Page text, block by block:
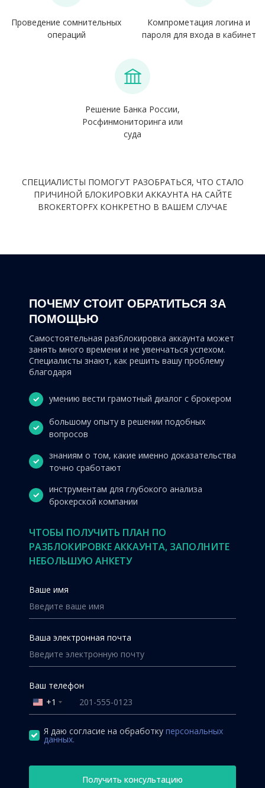
Проведение сомнительных
операций
Компрометация логина и
пароля для входа в кабинет
Решение Банка России,
Росфинмониторинга или
суда
СПЕЦИАЛИСТЫ ПОМОГУТ РАЗОБРАТЬСЯ, ЧТО СТАЛО
ПРИЧИНОЙ БЛОКИРОВКИ АККАУНТА НА САЙТЕ
BROKERTOPFX КОНКРЕТНО В ВАШЕМ СЛУЧАЕ
ПОЧЕМУ СТОИТ ОБРАТИТЬСЯ ЗА
ПОМОЩЬЮ
Самостоятельная разблокировка аккаунта может
занять много времени и не увенчаться успехом.
Специалисты знают, как решить вашу проблему
благодаря
умению вести грамотный диалог с брокером
большому опыту в решении подобных
вопросов
знаниям о том, какие именно доказательства
точно сработают
инструментам для глубокого анализа
брокерской компании
ЧТОБЫ ПОЛУЧИТЬ ПЛАН ПО
РАЗБЛОКИРОВКЕ АККАУНТА, ЗАПОЛНИТЕ
НЕБОЛЬШУЮ АНКЕТУ
Ваше имя
Ваша электронная почта
Ваш телефон
United
States
+1
+1
Я даю согласие на обработку персональных
данных.
Получить консультацию